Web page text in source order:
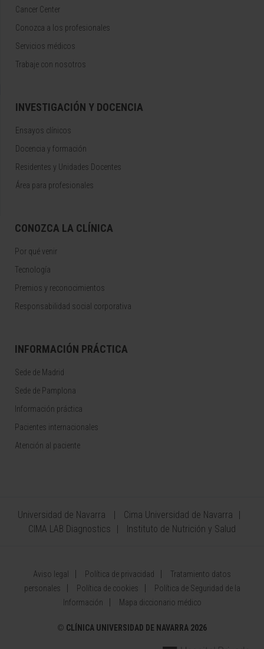
Cancer Center
Conozca a los profesionales
Servicios médicos
Trabaje con nosotros
INVESTIGACIÓN Y DOCENCIA
Ensayos clínicos
Docencia y formación
Residentes y Unidades Docentes
Área para profesionales
CONOZCA LA CLÍNICA
Por qué venir
Tecnología
Premios y reconocimientos
Responsabilidad social corporativa
INFORMACIÓN PRÁCTICA
Sede de Madrid
Sede de Pamplona
Información práctica
Pacientes internacionales
Atención al paciente
Universidad de Navarra
Cima Universidad de Navarra
CIMA LAB Diagnostics
Instituto de Nutrición y Salud
Aviso legal Política de privacidad
Tratamiento datos
personales
Política de cookies
Política de Seguridad de la
Información
Mapa diccionario médico
© CLÍNICA UNIVERSIDAD DE NAVARRA 2026